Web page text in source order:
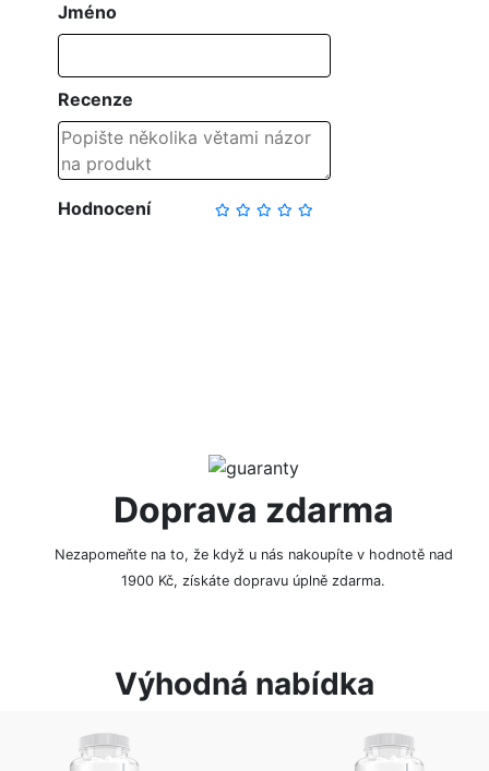
Jméno
Recenze
Hodnocení
Doprava zdarma
Nezapomeňte na to, že když u nás nakoupíte v hodnotě nad
1900 Kč, získáte dopravu úplně zdarma.
Výhodná nabídka